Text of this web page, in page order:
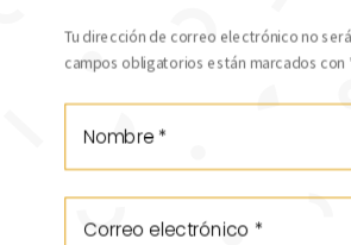
Tu dirección de correo electrónico no
campos obligatorios están marcados con